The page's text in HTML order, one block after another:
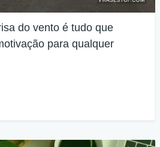
do vento é tudo que
para qualquer